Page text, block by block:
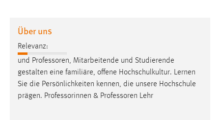
Über uns
Relevanz:
und Professoren, Mitarbeitende und Studierende
gestalten eine familiäre, offene Hochschulkultur. Lernen
Sie die Persönlichkeiten kennen, die unsere Hochschule
prägen. Professorinnen & Professoren Lehr
Name:
staticfilecache
Zweck:
Für performante Seitenauslieferung wird in diesem Cookie
gespeichert, ob man eingeloggt ist.